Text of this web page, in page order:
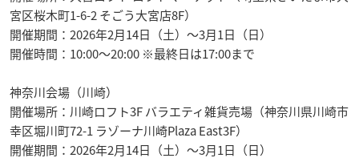
宮区桜木町1-6-2 そごう大宮店8F）
開催期間：2026年2月14日（土）〜3月1日（日）
開催時間：10:00〜20:00 ※最終日は17:00まで
神奈川会場（川崎）
開催場所：川崎ロフト3F バラエティ雑貨売場（神奈川県川崎市
幸区堀川町72-1 ラゾーナ川崎Plaza East3F）
開催期間：2026年2月14日（土）〜3月1日（日）